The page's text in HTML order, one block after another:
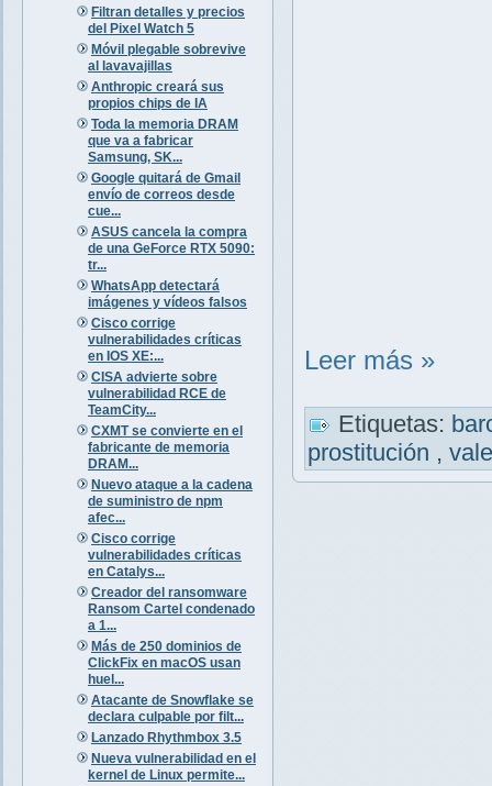
Filtran detalles y precios
del Pixel Watch 5
Móvil plegable sobrevive
al lavavajillas
Anthropic creará sus
propios chips de IA
Toda la memoria DRAM
que va a fabricar
Samsung, SK...
Google quitará de Gmail
envío de correos desde
cue...
ASUS cancela la compra
de una GeForce RTX 5090:
tr...
WhatsApp detectará
imágenes y vídeos falsos
Cisco corrige
vulnerabilidades críticas
en IOS XE:...
CISA advierte sobre
vulnerabilidad RCE de
TeamCity...
CXMT se convierte en el
fabricante de memoria
DRAM...
Nuevo ataque a la cadena
de suministro de npm
afec...
Cisco corrige
vulnerabilidades críticas
en Catalys...
Creador del ransomware
Ransom Cartel condenado
a 1...
Más de 250 dominios de
ClickFix en macOS usan
huel...
Atacante de Snowflake se
declara culpable por filt...
Lanzado Rhythmbox 3.5
Nueva vulnerabilidad en el
kernel de Linux permite...
Leer más »
Etiquetas:
prostitución ,